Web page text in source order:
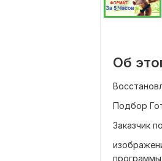
Об
Подбор
Заказчик
программы